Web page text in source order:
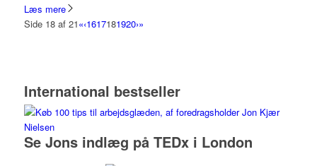
Læs mere
Side 18 af 21«‹1617181920›»
International bestseller
Se Jons indlæg på TEDx i London